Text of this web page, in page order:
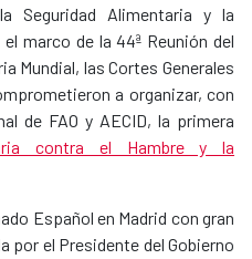
Seguridad Alimentaria y la
marco de la 44ª Reunión del
Mundial, las Cortes Generales
a organizar, con
de FAO y AECID, la primera
contra el Hambre y la
Español en Madrid con gran
por el Presidente del Gobierno